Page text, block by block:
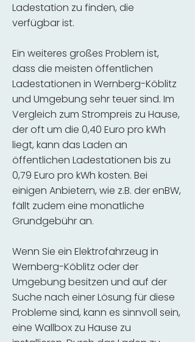
Ladestation zu finden, die
verfügbar ist.
Ein weiteres großes Problem ist,
dass die meisten öffentlichen
Ladestationen in Wernberg-Köblitz
und Umgebung sehr teuer sind. Im
Vergleich zum Strompreis zu Hause,
der oft um die 0,40 Euro pro kWh
liegt, kann das Laden an
öffentlichen Ladestationen bis zu
0,79 Euro pro kWh kosten. Bei
einigen Anbietern, wie z.B. der enBW,
fällt zudem eine monatliche
Grundgebühr an.
Wenn Sie ein Elektrofahrzeug in
Wernberg-Köblitz oder der
Umgebung besitzen und auf der
Suche nach einer Lösung für diese
Probleme sind, kann es sinnvoll sein,
eine Wallbox zu Hause zu